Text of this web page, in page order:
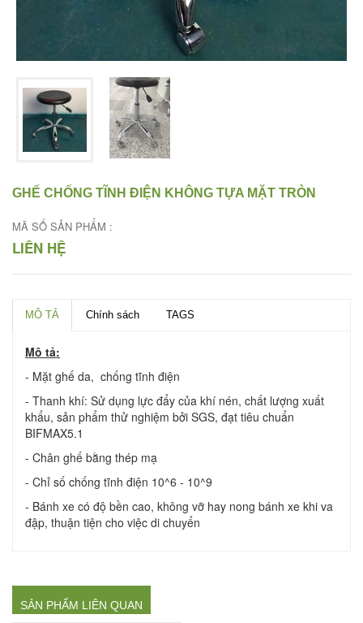
GHẾ CHỐNG TĨNH ĐIỆN KHÔNG TỰA MẶT TRÒN
MÃ SỐ SẢN PHẨM :
LIÊN HỆ
MÔ TẢ Chính sách TAGS
Mô tả:
- Mặt ghế da, chống tĩnh điện
- Thanh khí: Sử dụng lực đẩy của khí nén, chất lượng xuất
khẩu, sản phẩm thử nghiệm bởi SGS, đạt tiêu chuẩn
BIFMAX5.1
- Chân ghế bằng thép mạ
- Chỉ số chống tĩnh điện 10^6 - 10^9
- Bánh xe có độ bền cao, không vỡ hay nong bánh xe khi va
đập, thuận tiện cho việc di chuyển
SẢN PHẨM LIÊN QUAN